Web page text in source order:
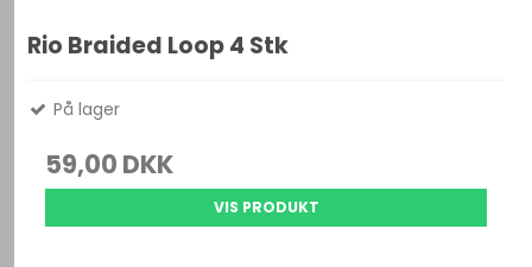
Rio Braided Loop 4 Stk
På lager
59,00 DKK
VIS PRODUKT